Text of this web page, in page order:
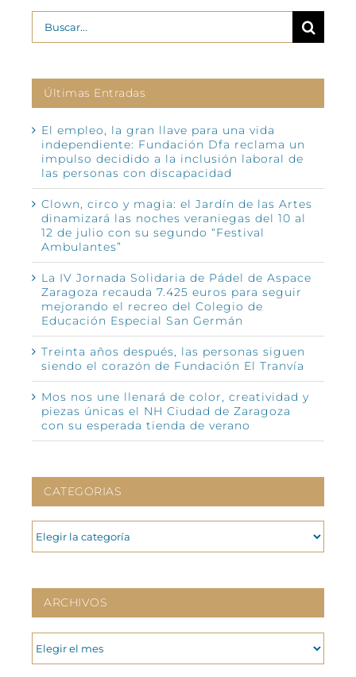
Buscar:
Últimas Entradas
El empleo, la gran llave para una vida
independiente: Fundación Dfa reclama un
impulso decidido a la inclusión laboral de
las personas con discapacidad
Clown, circo y magia: el Jardín de las Artes
dinamizará las noches veraniegas del 10 al
12 de julio con su segundo “Festival
Ambulantes”
La IV Jornada Solidaria de Pádel de Aspace
Zaragoza recauda 7.425 euros para seguir
mejorando el recreo del Colegio de
Educación Especial San Germán
Treinta años después, las personas siguen
siendo el corazón de Fundación El Tranvía
Mos nos une llenará de color, creatividad y
piezas únicas el NH Ciudad de Zaragoza
con su esperada tienda de verano
CATEGORIAS
CATEGORIAS
ARCHIVOS
ARCHIVOS